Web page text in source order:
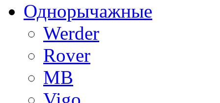
Однорычажные
Werder
Rover
MB